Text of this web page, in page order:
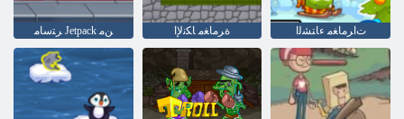
ﺮﺘﺳﺎﻣ Jetpack ﻦﻣ ﺓﺮﻣﺎﻐﻣ ﺎﻜﻧﻹ ﺍ ﺕﺍﺮﻣﺎﻐﻣ ءﺎﺘﺸﻟﺍ